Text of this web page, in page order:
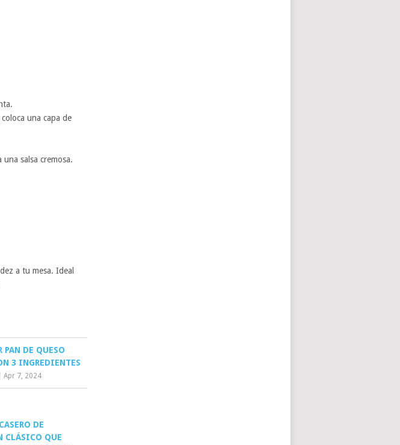
una capa de
salsa cremosa.
a tu mesa. Ideal
PAN DE QUESO
3 INGREDIENTES
|Apr 7, 2024
DE
CLÁSICO QUE